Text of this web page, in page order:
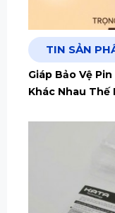
TIN SẢN
Giáp Bảo Vệ
Khác Nhau Thế